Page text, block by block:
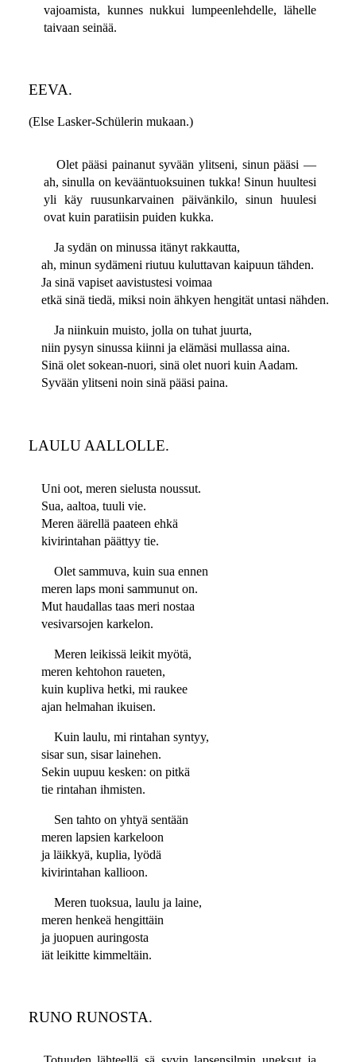
vajoamista, kunnes nukkui lumpeenlehdelle, lähelle
taivaan seinää.
EEVA.
(Else Lasker-Schülerin mukaan.)
Olet pääsi painanut syvään ylitseni, sinun pääsi —
ah, sinulla on kevääntuoksuinen tukka! Sinun huultesi
yli käy ruusunkarvainen päivänkilo, sinun huulesi
ovat kuin paratiisin puiden kukka.
Ja sydän on minussa itänyt rakkautta,
ah, minun sydämeni riutuu kuluttavan kaipuun tähden.
Ja sinä vapiset aavistustesi voimaa
etkä sinä tiedä, miksi noin ähkyen hengität untasi nähden.
Ja niinkuin muisto, jolla on tuhat juurta,
niin pysyn sinussa kiinni ja elämäsi mullassa aina.
Sinä olet sokean-nuori, sinä olet nuori kuin Aadam.
Syvään ylitseni noin sinä pääsi paina.
LAULU AALLOLLE.
Uni oot, meren sielusta noussut.
Sua, aaltoa, tuuli vie.
Meren äärellä paateen ehkä
kivirintahan päättyy tie.
Olet sammuva, kuin sua ennen
meren laps moni sammunut on.
Mut haudallas taas meri nostaa
vesivarsojen karkelon.
Meren leikissä leikit myötä,
meren kehtohon raueten,
kuin kupliva hetki, mi raukee
ajan helmahan ikuisen.
Kuin laulu, mi rintahan syntyy,
sisar sun, sisar lainehen.
Sekin uupuu kesken: on pitkä
tie rintahan ihmisten.
Sen tahto on yhtyä sentään
meren lapsien karkeloon
ja läikkyä, kuplia, lyödä
kivirintahan kallioon.
Meren tuoksua, laulu ja laine,
meren henkeä hengittäin
ja juopuen auringosta
iät leikitte kimmeltäin.
RUNO RUNOSTA.